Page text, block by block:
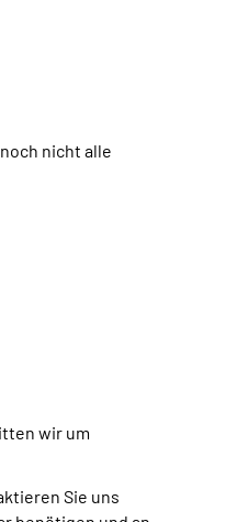
nicht alle
wir um
Sie uns